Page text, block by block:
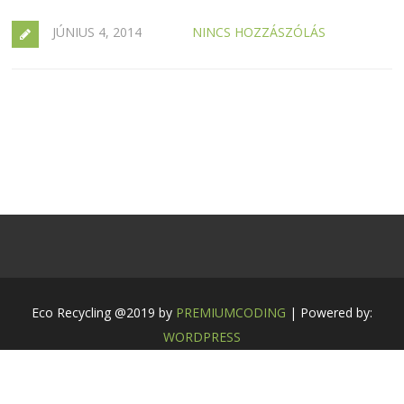
JÚNIUS 4, 2014 NINCS HOZZÁSZÓLÁS
Eco Recycling @2019 by PREMIUMCODING | Powered by:
WORDPRESS